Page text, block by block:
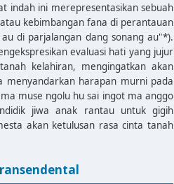
indah ini merepresentasikan sebuah
kebimbangan fana di perantauan
di parjalangan dang sonang au"*).
evaluasi hati yang jujur
kelahiran, mengingatkan akan
menyandarkan harapan murni pada
muse ngolu hu sai ingot ma anggo
jiwa anak rantau untuk gigih
akan ketulusan rasa cinta tanah